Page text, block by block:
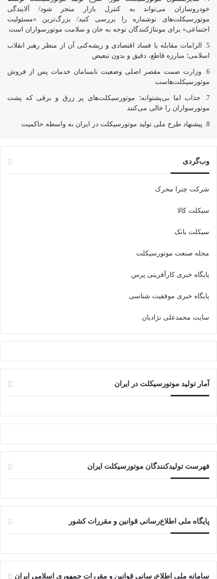
خودروسازان می‌تواند به کنترل بازار منجر شود/ آلایندگی
موتورسیکلت‌های نوشماره را بررسی کنید/ بزرگ‌ترین «مسئولیت
اجتماعی» برای مونتاژکنندگان توجه به جان و سلامت موتورسواران است
الزامات مقابله با فساد اقتصادی و ریشه‌کنی آن از منظر رهبر انقلاب
اسلامی؛ مبارزه قاطع، دقیق و بدون تبعیض
وزارت صمت مقصر اصلی وضعیت نابسامان خدمات پس از فروش
موتورسیکلت‌هاست
جذاب اما بی‌پشتوانه؛ موتورسیکلت‌های پر زرق‌ و برقی که پشت
موتورسواران را خالی می‌کنند
پیشنهاد طرح ملی تولید موتورسیکلت در ایران به واسطه حاکمیت
وب‌گردی
شرکت چترا محرک
سیکلت کالا
سیکلت بانک
مجله صنعت موتورسیکلت
پایگاه خبری کارآفرینی پرس
پایگاه خبری موفقیت شناسی
سایت محمدعلی نژادیان
آمار تولید موتورسیکلت در ایران
فهرست تولیدکنندگان موتورسیکلت ایران
پایگاه ملی اطلاع‌رسانی قوانین و مقررات کشور
سامانه ملی اطلاع‌رسانی قوانین و مقررات جمهوری اسلامی ایران